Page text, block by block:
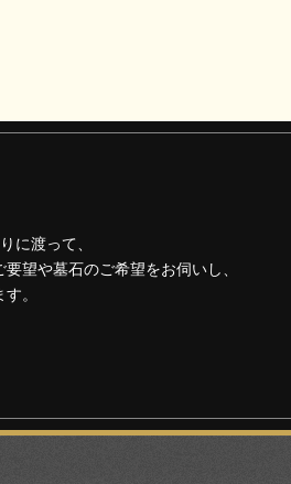
に渡って、
望や墓石のご希望をお伺いし、
。